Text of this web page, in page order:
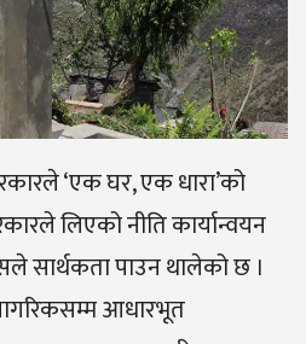
‘एक घर, एक धारा’को
लिएको नीति कार्यान्वयन
सार्थकता पाउन थालेको छ ।
आधारभूत